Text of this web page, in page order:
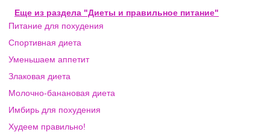
Еще из раздела "Диеты и правильное питание"
Питание для похудения
Спортивная диета
Уменьшаем аппетит
Злаковая диета
Молочно-банановая диета
Имбирь для похудения
Худеем правильно!